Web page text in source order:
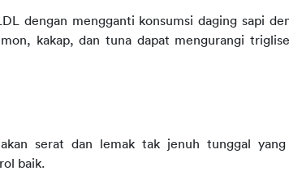
dengan mengganti konsumsi daging sapi
kakap, dan tuna dapat mengurangi
serat dan lemak tak jenuh tunggal
baik.